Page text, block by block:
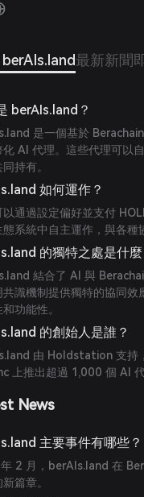
berAIs.land最新新聞
berAIs.land？
是一個基於
化 AI 代理。這些代理可以
持有。
如何運作？
以通過設定偏好並支付
系統中自主運作，與各種
的獨特之處是什麼
結合了 AI 與
共識機制提供獨特的協同
功能性。
的創始人是誰？
由 Holdstation 支持
上推出超過 1,000 個 AI 代
News
主要事件有哪些？
2 月，berAIs.land 在
篇章。